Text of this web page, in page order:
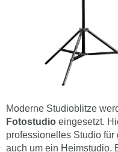
Moderne Studioblitze
Fotostudio eingesetzt.
professionelles Studio
auch um ein Heimstudio.